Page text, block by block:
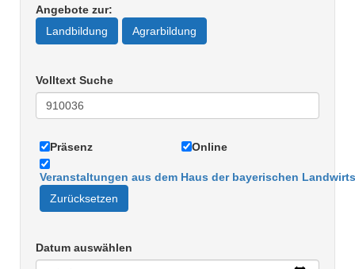
Angebote zur:
Landbildung
Agrarbildung
Volltext Suche
Präsenz Online
Veranstaltungen aus dem Haus der bayerischen
Zurücksetzen
Datum auswählen